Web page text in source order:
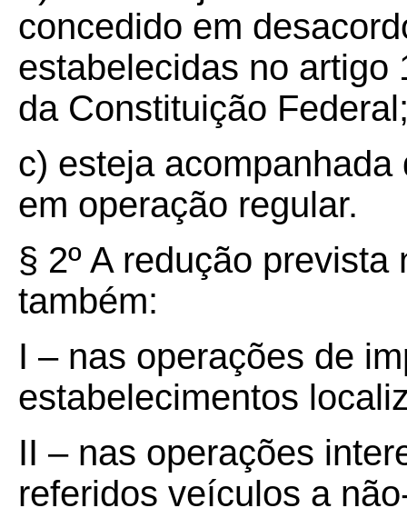
concedido em
estabelecidas no
da Constituição
c) esteja
em operação regular.
§ 2º A redução
também:
I – nas operações de
estabelecimentos
II – nas operações
referidos veículos a